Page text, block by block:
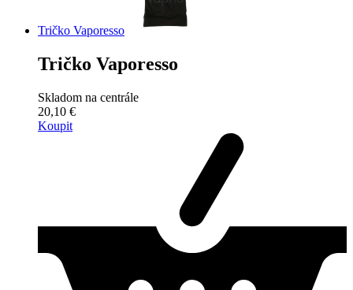
Tričko Vaporesso
Tričko Vaporesso
Skladom na centrále
20,10 €
Koupit